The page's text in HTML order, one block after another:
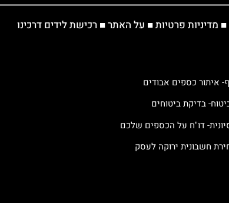
■ מדיניות פרטיות■ על האתר■רכישת לידים דרכינו
איתור כספים אבודים
בדיקת ביטוחים
דו"ח על הכספים שלכם
חשבונית ירוקה לעסק